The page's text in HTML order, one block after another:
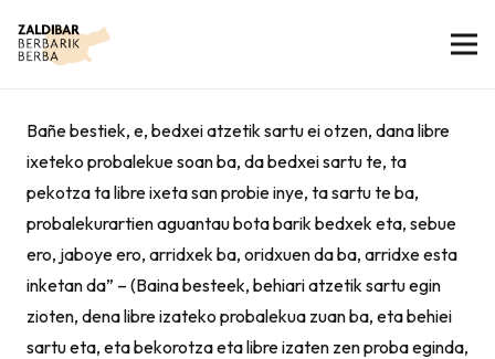
Bañe bestiek, e, bedxei atzetik sartu ei otzen, dana libre
ixeteko probalekue soan ba, da bedxei sartu te, ta
pekotza ta libre ixeta san probie inye, ta sartu te ba,
probalekurartien aguantau bota barik bedxek eta, sebue
ero, jaboye ero, arridxek ba, oridxuen da ba, arridxe esta
inketan da” – (Baina besteek, behiari atzetik sartu egin
zioten, dena libre izateko probalekua zuan ba, eta behiei
sartu eta, eta bekorotza eta libre izaten zen proba eginda,